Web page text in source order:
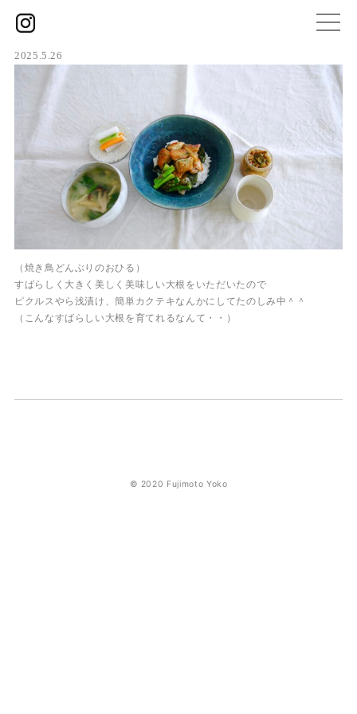
2025.5.26
（焼き鳥どんぶりのおひる）
すばらしく大きく美しく美味しい大根をいただいたので
ピクルスやら浅漬け、簡単カクテキなんかにしてたのしみ中＾＾
（こんなすばらしい大根を育てれるなんて・・）
© 2020 Fujimoto Yoko